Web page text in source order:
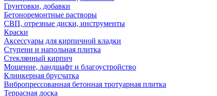
Грунтовки, добавки
Бетоноремонтные растворы
СВП, отрезные диски, инструменты
Краски
Аксессуары для кирпичной кладки
Ступени и напольная плитка
Cтеклянный кирпич
Мощение, ландшафт и благоустройство
Клинкерная брусчатка
Вибропрессованная бетонная тротуарная плитка
Террасная доска